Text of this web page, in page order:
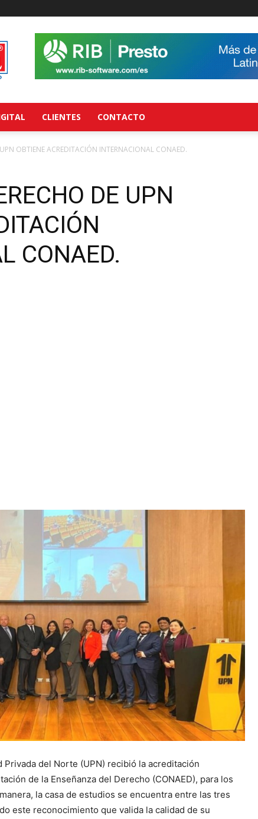
CLIENTES CONTACTO
OBTIENE ACREDITACIÓN INTERNACIONAL CONAED.
DE UPN
CONAED.
del Norte (UPN) recibió la acreditación
de la Enseñanza del Derecho (CONAED), para los
la casa de estudios se encuentra entre las tres
este reconocimiento que valida la calidad de su